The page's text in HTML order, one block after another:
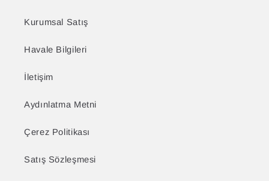
Kurumsal Satış
Havale Bilgileri
İletişim
Aydınlatma Metni
Çerez Politikası
Satış Sözleşmesi